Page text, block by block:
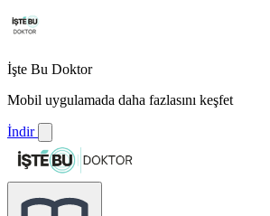
İşte Bu Doktor
Mobil uygulamada daha fazlasını keşfet
İndir